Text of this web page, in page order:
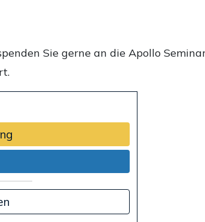
Sie gerne an die Apollo